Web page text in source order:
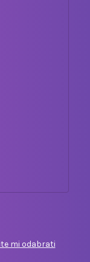
mi odabrati